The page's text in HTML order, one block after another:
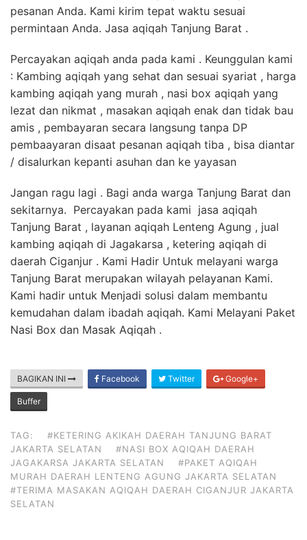
pesanan Anda. Kami kirim tepat waktu sesuai
permintaan Anda. Jasa aqiqah Tanjung Barat .
Percayakan aqiqah anda pada kami . Keunggulan kami
: Kambing aqiqah yang sehat dan sesuai syariat , harga
kambing aqiqah yang murah , nasi box aqiqah yang
lezat dan nikmat , masakan aqiqah enak dan tidak bau
amis , pembayaran secara langsung tanpa DP
pembaayaran disaat pesanan aqiqah tiba , bisa diantar
/ disalurkan kepanti asuhan dan ke yayasan
Jangan ragu lagi . Bagi anda warga Tanjung Barat dan
sekitarnya. Percayakan pada kami jasa aqiqah
Tanjung Barat , layanan aqiqah Lenteng Agung , jual
kambing aqiqah di Jagakarsa , ketering aqiqah di
daerah Ciganjur . Kami Hadir Untuk melayani warga
Tanjung Barat merupakan wilayah pelayanan Kami.
Kami hadir untuk Menjadi solusi dalam membantu
kemudahan dalam ibadah aqiqah. Kami Melayani Paket
Nasi Box dan Masak Aqiqah .
BAGIKAN INI Facebook Twitter Google+
Buffer
TAG:
#KETERING AKIKAH DAERAH TANJUNG BARAT
JAKARTA SELATAN
#NASI BOX AQIQAH DAERAH
JAGAKARSA JAKARTA SELATAN
#PAKET AQIQAH
MURAH DAERAH LENTENG AGUNG JAKARTA SELATAN
#TERIMA MASAKAN AQIQAH DAERAH CIGANJUR JAKARTA
SELATAN